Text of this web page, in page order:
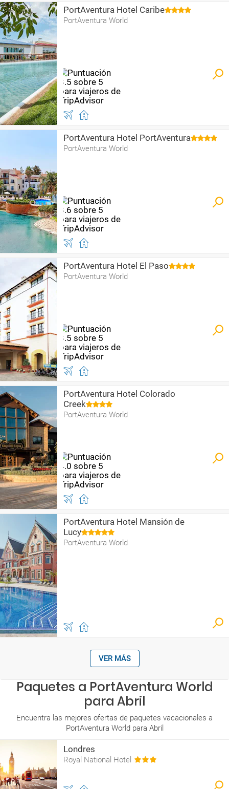
PortAventura Hotel Caribe
PortAventura World
PortAventura Hotel PortAventura
PortAventura World
PortAventura Hotel El Paso
PortAventura World
PortAventura Hotel Colorado
Creek
PortAventura World
PortAventura Hotel Mansión de
Lucy
PortAventura World
VER MÁS
Paquetes a PortAventura World
para Abril
Encuentra las mejores ofertas de paquetes vacacionales a
PortAventura World para Abril
Londres
Royal National Hotel